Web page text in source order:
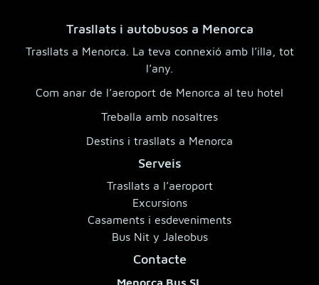
Trasllats i autobusos a Menorca
Trasllats a Menorca. La teva connexió amb l’illa, tot
l’any.
Com anar de l’aeroport de Menorca al teu hotel
Treballa amb nosaltres
Destins i trasllats a Menorca
Serveis
Trasllats a l’aeroport
Excursions
Casaments i esdeveniments
Bus Nit y Jaleobus
Contacte
Menorca Bus SL